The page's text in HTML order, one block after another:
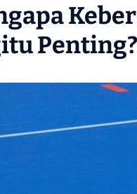
Penting?